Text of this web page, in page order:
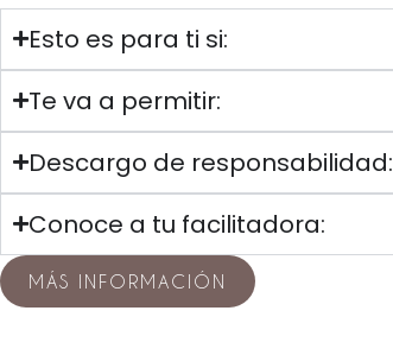
Esto es para ti si:
Te va a permitir:
Descargo de responsabilidad:
Conoce a tu facilitadora:
MÁS INFORMACIÓN